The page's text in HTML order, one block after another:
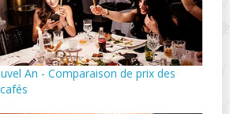
An - Comparaison de prix des